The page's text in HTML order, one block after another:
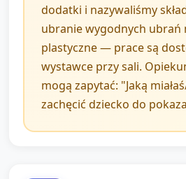
Pożegnanie: wspólna krótka
pa pizza" i ułożenie prac na
Informacja dla rodziców
opowiada, co dzieci robiły i
dodatki i nazywaliśmy
ubranie wygodnych ubrań
plastyczne — prace są
wystawce przy sali.
mogą zapytać: "Jaką
zachęcić dziecko do